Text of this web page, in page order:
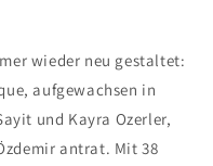
wieder neu gestaltet:
aufgewachsen in
und Kayra Ozerler,
antrat. Mit 38